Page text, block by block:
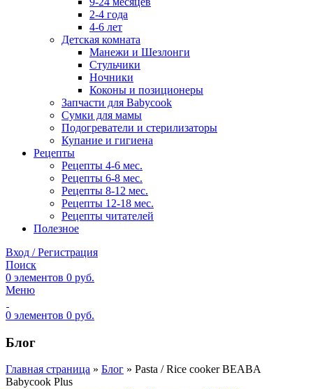
2-4 года
4-6 лет
Детская комната
Манежи и Шезлонги
Стульчики
Ночники
Коконы и позиционеры
Запчасти для Babycook
Сумки для мамы
Подогреватели и стерилизаторы
Купание и гигиена
Рецепты
Рецепты 4-6 мес.
Рецепты 6-8 мес.
Рецепты 8-12 мес.
Рецепты 12-18 мес.
Рецепты читателей
Полезное
Вход / Регистрация
Поиск
0 элементов 0 руб.
Меню
0 элементов 0 руб.
Блог
Главная страница » Блог » Pasta / Rice cooker BEABA
Babycook Plus